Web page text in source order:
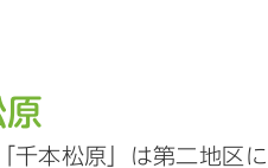
千本松原」は第二地区